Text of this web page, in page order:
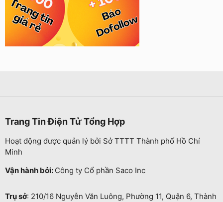
Trang Tin Điện Tử Tổng Hợp
Hoạt động được quản lý bởi Sở TTTT Thành phố Hồ Chí
Minh
Vận hành bởi: Công ty Cổ phần Saco Inc
Trụ sở: 210/16 Nguyễn Văn Luông, Phường 11, Quận 6, Thành